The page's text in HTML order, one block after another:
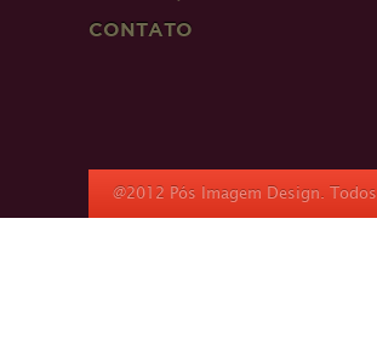
CONTATO
@2012 Pós Imagem Design.